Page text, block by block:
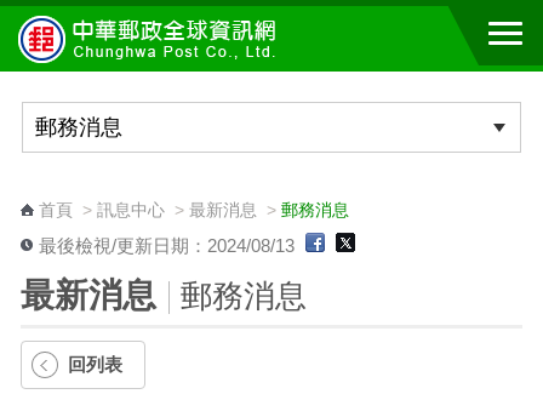
跳到主要內容區塊
首頁> 訊息中心> 最新消息 > 郵務消息
最後檢視/更新日期：2024/08/13
最新消息 郵務消息
回列表